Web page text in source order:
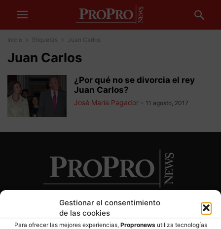
Gestionar el consentimiento
de las cookies
Para ofrecer las mejores experiencias, Propronewsutiliza tecnologías
Inicio Etiquetas Juan Carlos
Juan Carlos
¿Por qué no se divorcia el rey
Juan Carlos?
José María Pagador - 11 agosto, 2017
SOBRE NOSOTROS